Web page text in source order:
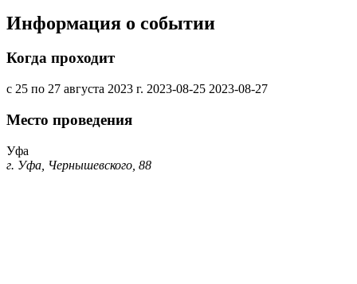
Информация о событии
Когда проходит
с 25 по 27 августа 2023 г. 2023-08-25 2023-08-27
Место проведения
Уфа
г. Уфа, Чернышевского, 88